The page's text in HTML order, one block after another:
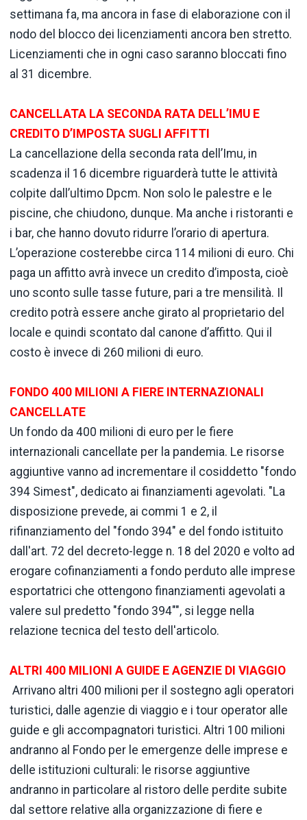
settimana fa, ma ancora in fase di elaborazione con il
nodo del blocco dei licenziamenti ancora ben stretto.
Licenziamenti che in ogni caso saranno bloccati fino
al 31 dicembre.
CANCELLATA LA SECONDA RATA DELL’IMU E
CREDITO D’IMPOSTA SUGLI AFFITTI
La cancellazione della seconda rata dell’Imu, in
scadenza il 16 dicembre riguarderà tutte le attività
colpite dall’ultimo Dpcm. Non solo le palestre e le
piscine, che chiudono, dunque. Ma anche i ristoranti e
i bar, che hanno dovuto ridurre l’orario di apertura.
L’operazione costerebbe circa 114 milioni di euro. Chi
paga un affitto avrà invece un credito d’imposta, cioè
uno sconto sulle tasse future, pari a tre mensilità. Il
credito potrà essere anche girato al proprietario del
locale e quindi scontato dal canone d’affitto. Qui il
costo è invece di 260 milioni di euro.
FONDO 400 MILIONI A FIERE INTERNAZIONALI
CANCELLATE
Un fondo da 400 milioni di euro per le fiere
internazionali cancellate per la pandemia. Le risorse
aggiuntive vanno ad incrementare il cosiddetto "fondo
394 Simest", dedicato ai finanziamenti agevolati. "La
disposizione prevede, ai commi 1 e 2, il
rifinanziamento del "fondo 394" e del fondo istituito
dall'art. 72 del decreto-legge n. 18 del 2020 e volto ad
erogare cofinanziamenti a fondo perduto alle imprese
esportatrici che ottengono finanziamenti agevolati a
valere sul predetto "fondo 394"", si legge nella
relazione tecnica del testo dell'articolo.
ALTRI 400 MILIONI A GUIDE E AGENZIE DI VIAGGIO
Arrivano altri 400 milioni per il sostegno agli operatori
turistici, dalle agenzie di viaggio e i tour operator alle
guide e gli accompagnatori turistici. Altri 100 milioni
andranno al Fondo per le emergenze delle imprese e
delle istituzioni culturali: le risorse aggiuntive
andranno in particolare al ristoro delle perdite subite
dal settore relative alla organizzazione di fiere e